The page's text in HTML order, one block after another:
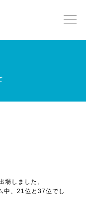
場しました。
中、21位と37位でし